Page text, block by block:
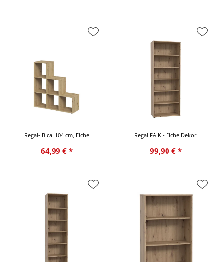
Regal- B ca. 104 cm, Eiche
64,99 € *
Regal FAIK - Eiche Dekor
99,90 € *